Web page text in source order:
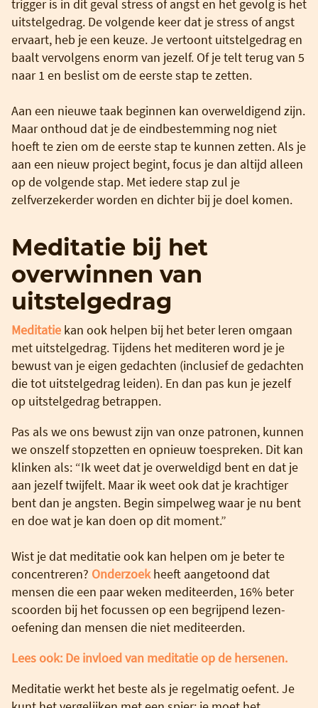
trigger is in dit geval stress of angst en het gevolg is het
uitstelgedrag. De volgende keer dat je stress of angst
ervaart, heb je een keuze. Je vertoont uitstelgedrag en
baalt vervolgens enorm van jezelf. Of je telt terug van 5
naar 1 en beslist om de eerste stap te zetten.
Aan een nieuwe taak beginnen kan overweldigend zijn.
Maar onthoud dat je de eindbestemming nog niet
hoeft te zien om de eerste stap te kunnen zetten. Als je
aan een nieuw project begint, focus je dan altijd alleen
op de volgende stap. Met iedere stap zul je
zelfverzekerder worden en dichter bij je doel komen.
Meditatie bij het
overwinnen van
uitstelgedrag
Meditatie kan ook helpen bij het beter leren omgaan
met uitstelgedrag. Tijdens het mediteren word je je
bewust van je eigen gedachten (inclusief de gedachten
die tot uitstelgedrag leiden). En dan pas kun je jezelf
op uitstelgedrag betrappen.
Pas als we ons bewust zijn van onze patronen, kunnen
we onszelf stopzetten en opnieuw toespreken. Dit kan
klinken als: “Ik weet dat je overweldigd bent en dat je
aan jezelf twijfelt. Maar ik weet ook dat je krachtiger
bent dan je angsten. Begin simpelweg waar je nu bent
en doe wat je kan doen op dit moment.”
Wist je dat meditatie ook kan helpen om je beter te
concentreren? Onderzoekheeft aangetoond dat
mensen die een paar weken mediteerden, 16% beter
scoorden bij het focussen op een begrijpend lezen-
oefening dan mensen die niet mediteerden.
Lees ook: De invloed van meditatie op de hersenen.
Meditatie werkt het beste als je regelmatig oefent. Je